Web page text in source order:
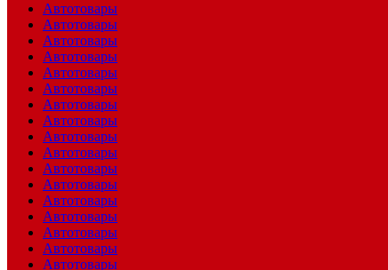
Автотовары
Автотовары
Автотовары
Автотовары
Автотовары
Автотовары
Автотовары
Автотовары
Автотовары
Автотовары
Автотовары
Автотовары
Автотовары
Автотовары
Автотовары
Автотовары
Автотовары